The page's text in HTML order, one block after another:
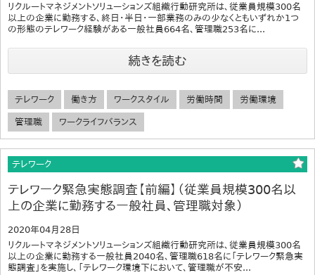
リクルートマネジメントソリューションズ組織行動研究所は、従業員規模300名
以上の企業に勤務する、終日・半日・一部業務のみの少なくともいずれか1つ
の形態のテレワーク経験がある一般社員664名、管理職253名に...
続きを読む
テレワーク 働き方 ワークスタイル 労働時間 労働環境
管理職 ワークライフバランス
テレワーク
テレワーク緊急実態調査【前編】（従業員規模300名以
上の企業に勤務する一般社員、管理職対象）
2020年04月28日
リクルートマネジメントソリューションズ組織行動研究所は、従業員規模300名
以上の企業に勤務する一般社員2040名、管理職618名に「テレワーク緊急実
態調査」を実施し、「テレワーク環境下において、管理職が不安...